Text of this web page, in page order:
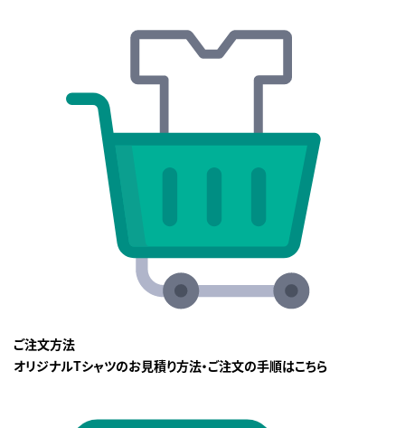
ご注文方法
オリジナルTシャツのお見積り方法・ご注文の手順はこちら